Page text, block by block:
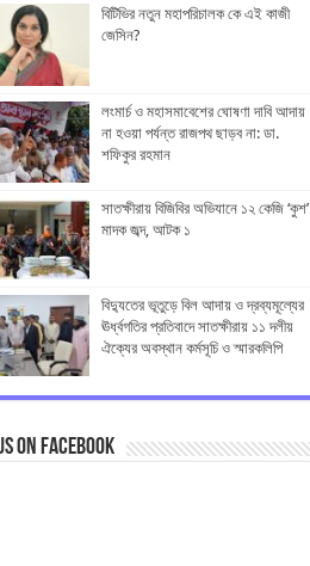
বিটিভির নতুন মহাপরিচালক কে এই কাজী
জেসিন?
লংমার্চ ও মহাসমাবেশের ঘোষণা দাবি আদায়
না হওয়া পর্যন্ত রাজপথ ছাড়ব না: ডা.
শফিকুর রহমান
সাতক্ষীরায় বিজিবির অভিযানে ১২ কেজি ‘কুশ’
মাদক জব্দ, আটক ১
বিদ্যুতের ভূতুড়ে বিল আদায় ও দ্রব্যমূল্যের
ঊর্ধ্বগতির প্রতিবাদে সাতক্ষীরায় ১১ দলীয়
ঐক্যের অবস্থান কর্মসূচি ও স্মারকলিপি
on Facebook